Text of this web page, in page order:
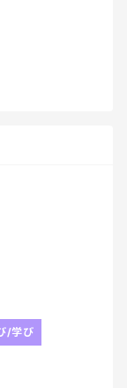
。
/学び